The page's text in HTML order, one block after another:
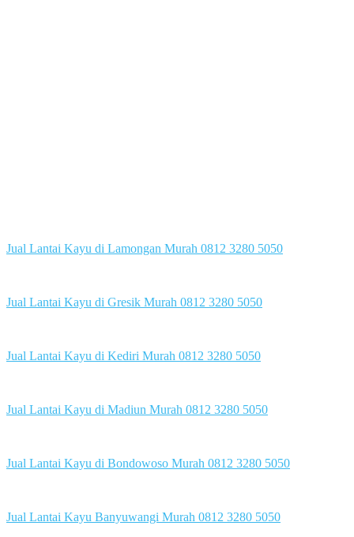
Jual Lantai Kayu di Lamongan Murah 0812 3280 5050
Jual Lantai Kayu di Gresik Murah 0812 3280 5050
Jual Lantai Kayu di Kediri Murah 0812 3280 5050
Jual Lantai Kayu di Madiun Murah 0812 3280 5050
Jual Lantai Kayu di Bondowoso Murah 0812 3280 5050
Jual Lantai Kayu Banyuwangi Murah 0812 3280 5050